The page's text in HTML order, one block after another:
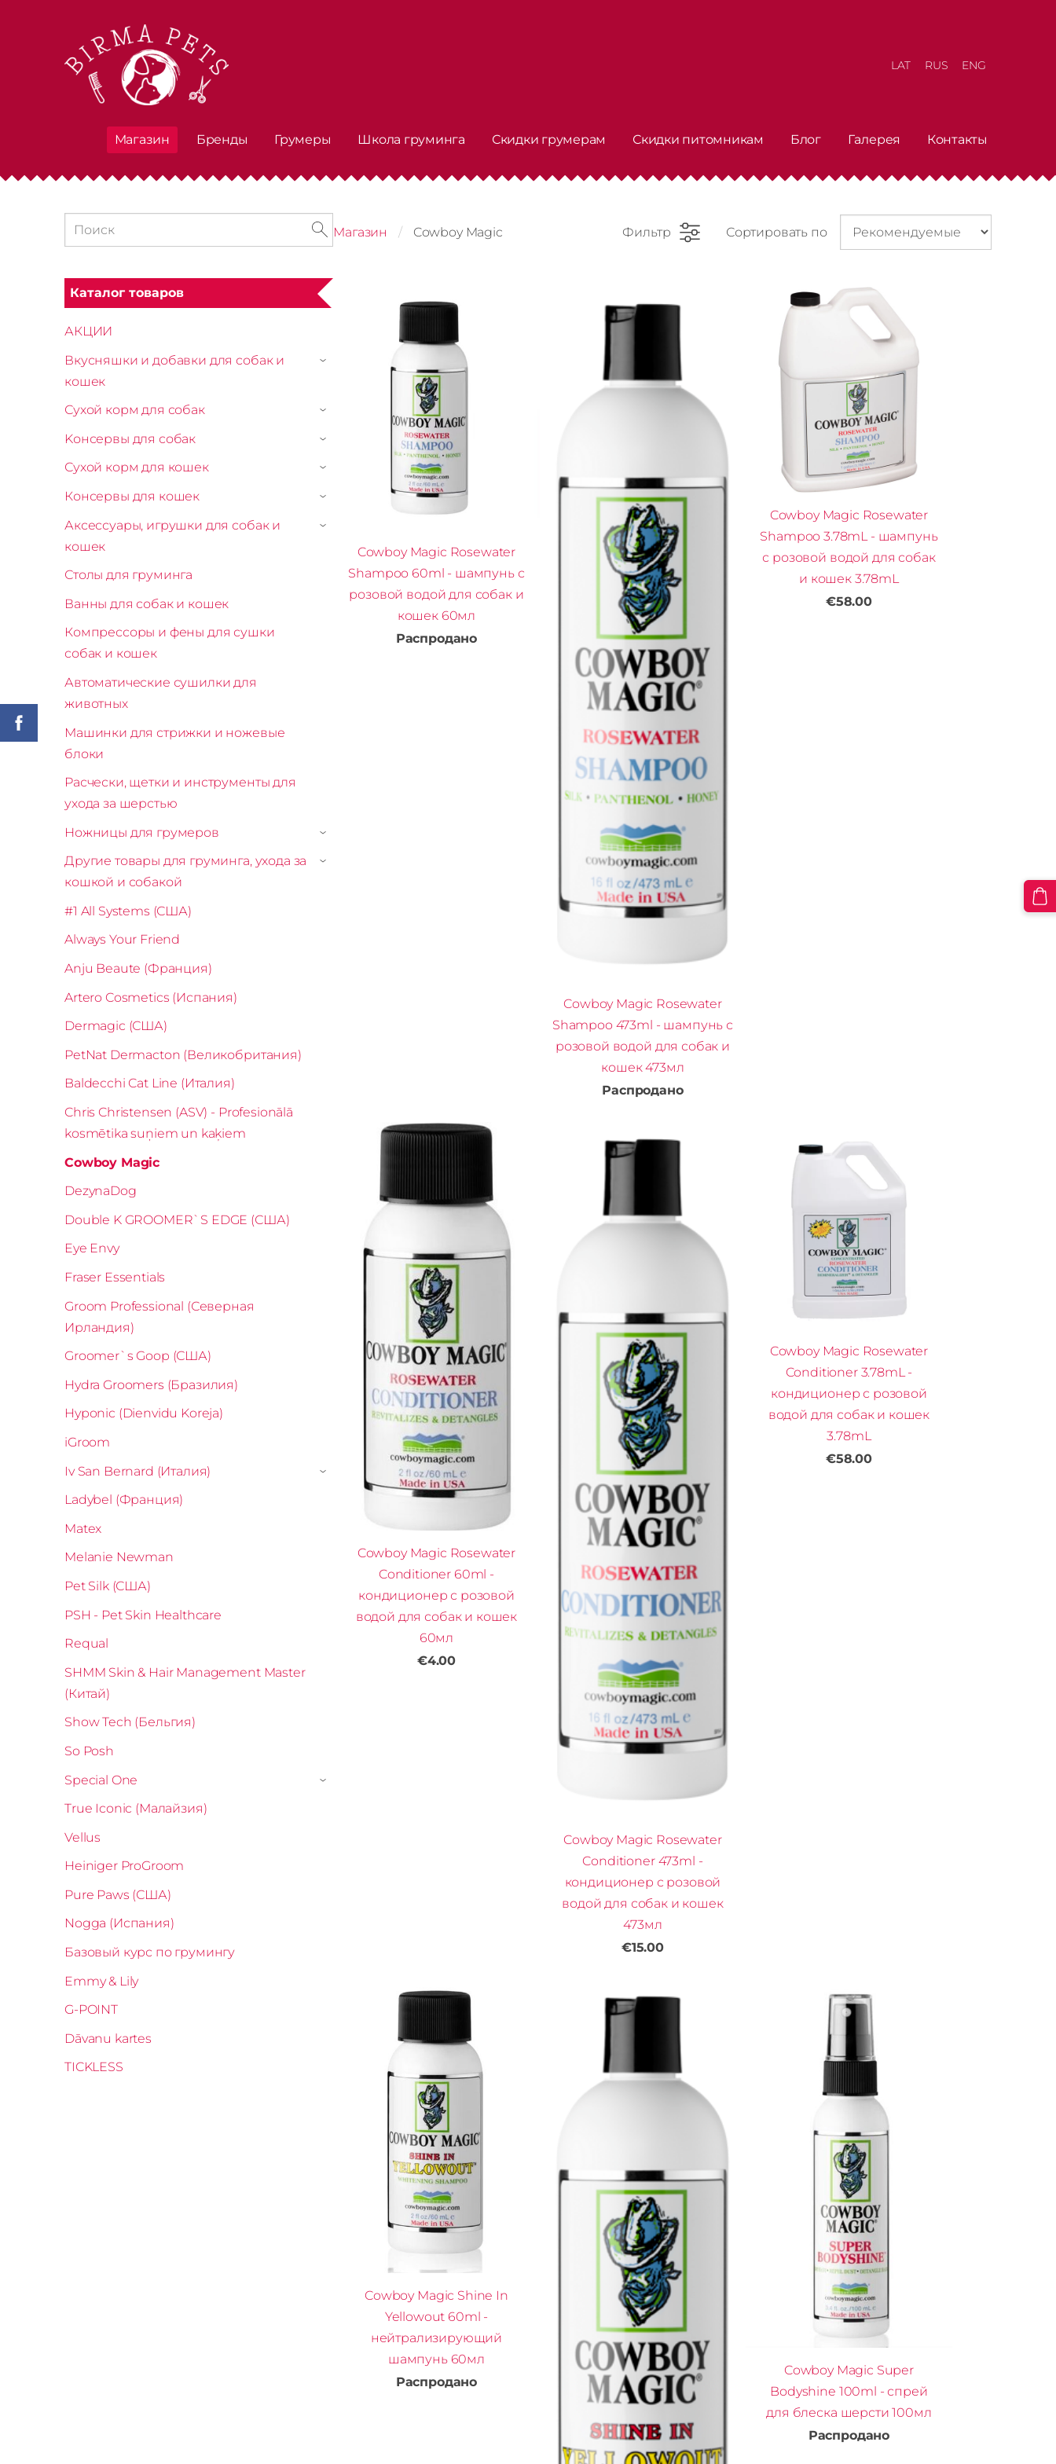
Магазин Бренды Грумеры Школа груминга Скидки грумерам Скидки питомникам Блог Галерея Контакты
LAT RUS ENG
Каталог товаров
АКЦИИ
Вкусняшки и добавки для собак и
кошек
›
Сухой корм для собак ›
Kонсервы для собак ›
Сухой корм для кошек ›
Консервы для кошек ›
Аксессуары, игрушки для собак и
кошек
›
Столы для груминга
Ванны для собак и кошек
Компрессоры и фены для сушки
собак и кошек
Автоматические сушилки для
животных
Машинки для стрижки и ножевые
блоки
Расчески, щетки и инструменты для
ухода за шерстью
Ножницы для грумеров
›
Другие товары для груминга, ухода за
кошкой и собакой
›
#1 All Systems (США)
Always Your Friend
Anju Beaute (Франция)
Artero Cosmetics (Испания)
Dermagic (США)
PetNat Dermacton (Великобритания)
Baldecchi Cat Line (Италия)
Chris Christensen (ASV) - Profesionālā
kosmētika suņiem un kaķiem
Cowboy Magic
DezynaDog
Double K GROOMER`S EDGE (США)
Eye Envy
Fraser Essentials
Groom Professional (Северная
Ирландия)
Groomer`s Goop (США)
Hydra Groomers (Бразилия)
Hyponic (Dienvidu Koreja)
iGroom
Iv San Bernard (Италия)
›
Ladybel (Франция)
Matex
Melanie Newman
Pet Silk (США)
PSH - Pet Skin Healthcare
Requal
SHMM Skin & Hair Management Master
(Китай)
Show Tech (Бельгия)
So Posh
Special One
›
True Iconic (Малайзия)
Vellus
Heiniger ProGroom
Pure Paws (США)
Nogga (Испания)
Базовый курс по грумингу
Emmy & Lily
G-POINT
Dāvanu kartes
TICKLESS
Магазин Cowboy Magic Фильтр Сортировать по
Cowboy Magic Rosewater
Shampoo 60ml - шампунь с
розовой водой для собак и
кошек 60мл
Распродано
Cowboy Magic Rosewater
Shampoo 473ml - шампунь с
розовой водой для собак и
кошек 473мл
Распродано
Cowboy Magic Rosewater
Shampoo 3.78mL - шампунь
с розовой водой для собак
и кошек 3.78mL
€58.00
Cowboy Magic Rosewater
Conditioner 60ml -
кондиционер с розовой
водой для собак и кошек
60мл
€4.00
Cowboy Magic Rosewater
Conditioner 473ml -
кондиционер с розовой
водой для собак и кошек
473мл
€15.00
Cowboy Magic Rosewater
Conditioner 3.78mL -
кондиционер с розовой
водой для собак и кошек
3.78mL
€58.00
Cowboy Magic Shine In
Yellowout 60ml -
нейтрализирующий
шампунь 60мл
Распродано
Cowboy Magic Super
Bodyshine 100ml - спрей
для блеска шерсти 100мл
Распродано